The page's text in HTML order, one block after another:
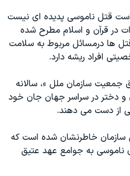
قتل ناموسی پدیده ای نیست
در قرآن و اسلام مطرح شده
ها درمسائل مربوط به سلامت
افراد ریشه دارد.
سازمان ملل »، سالانه
و دختر در سراسر جهان جان خود
از دست می دهند.
سال ۲۰۰۸ این سازمان خاطرنشان شده است که
ناموسی به جوامع عهد عتیق